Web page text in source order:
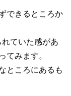
できるところか
ていた感があ
てみます。
ところにあるも